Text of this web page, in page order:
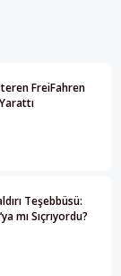
FreiFahren
Teşebbüsü:
mı Sıçrıyordu?